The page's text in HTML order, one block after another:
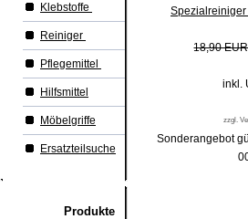
Klebstoffe
Reiniger
Pflegemittel
Hilfsmittel
Möbelgriffe
Ersatzteilsuche
Produkte
18,90
inkl.
zzgl.
Sonderangebot